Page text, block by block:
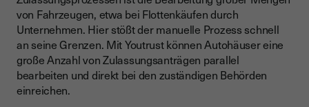
von Fahrzeugen, etwa bei Flottenkäufen durch
Unternehmen. Hier stößt der manuelle Prozess schnell
an seine Grenzen. Mit Youtrust können Autohäuser eine
große Anzahl von Zulassungsanträgen parallel
bearbeiten und direkt bei den zuständigen Behörden
einreichen.